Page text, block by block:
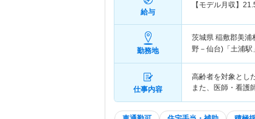
給与
【モデル月収】
勤務地
茨城県 稲敷郡美浦
野－仙台)「土浦駅
仕事内容
高齢者を対象とし
また、医師・看護